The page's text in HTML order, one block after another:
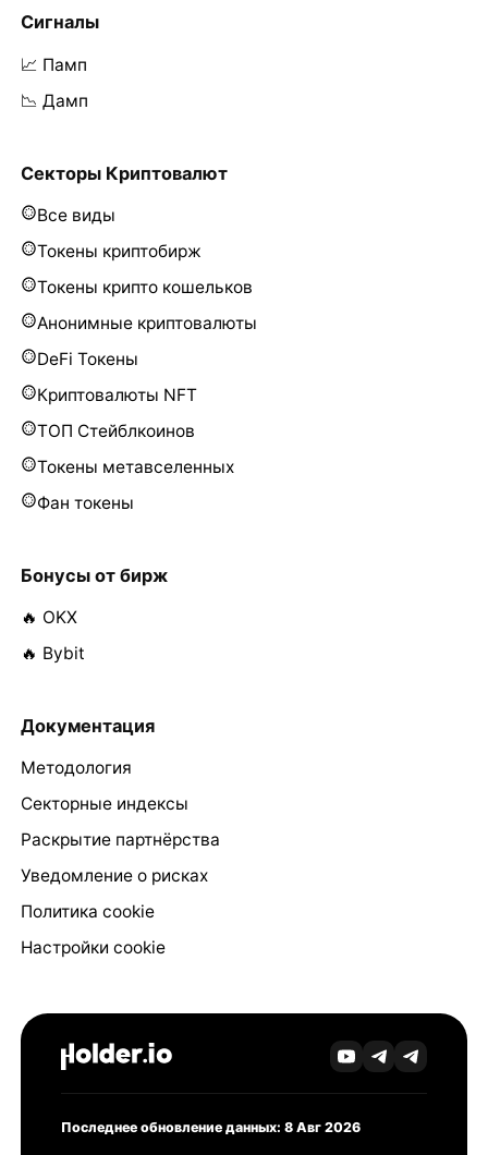
Сигналы
📈 Памп
📉 Дамп
Секторы Криптовалют
Все виды
Токены криптобирж
Токены крипто кошельков
Анонимные криптовалюты
DeFi Токены
Криптовалюты NFT
ТОП Стейблкоинов
Токены метавселенных
Фан токены
Бонусы от бирж
🔥 OKX
🔥 Bybit
Документация
Методология
Секторные индексы
Раскрытие партнёрства
Уведомление о рисках
Политика cookie
Настройки cookie
Последнее обновление данных: 8 Авг 2026